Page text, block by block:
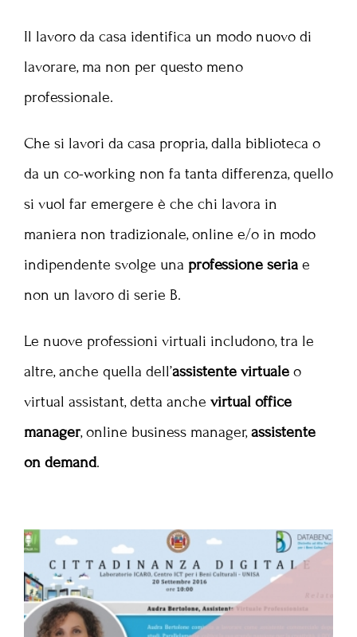
Il lavoro da casa identifica un modo nuovo di
lavorare, ma non per questo meno
professionale.
Che si lavori da casa propria, dalla biblioteca o
da un co-working non fa tanta differenza, quello
si vuol far emergere è che chi lavora in
maniera non tradizionale, online e/o in modo
indipendente svolge una professione seria e
non un lavoro di serie B.
Le nuove professioni virtuali includono, tra le
altre, anche quella dell’assistente virtuale o
virtual assistant, detta anche virtual office
manager, online business manager,assistente
on demand.